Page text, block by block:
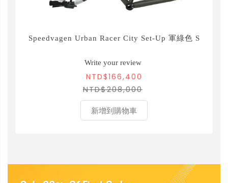
Speedvagen Urban Racer City Set-Up 軍綠色 S
Write your review
NTD$166,400
NTD$208,000
新增到購物車